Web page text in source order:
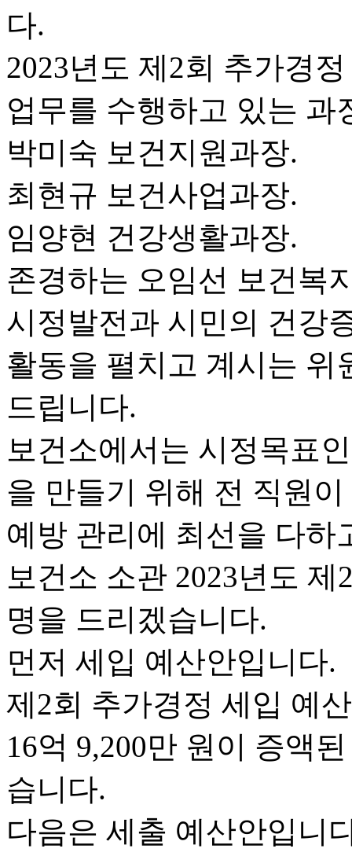
다.
2023년도 제2회 추가경
업무를 수행하고 있는 과
박미숙 보건지원과장.
최현규 보건사업과장.
임양현 건강생활과장.
존경하는 오임선 보건복
시정발전과 시민의 건강
활동을 펼치고 계시는 위
드립니다.
보건소에서는 시정목표
을 만들기 위해 전 직원
예방 관리에 최선을 다하
보건소 소관 2023년도
명을 드리겠습니다.
먼저 세입 예산안입니다.
제2회 추가경정 세입 예
16억 9,200만 원이 증액
습니다.
다음은 세출 예산안입니